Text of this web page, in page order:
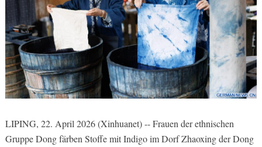
LIPING, 22. April 2026 (Xinhuanet) -- Frauen der ethnischen
Gruppe Dong färben Stoffe mit Indigo im Dorf Zhaoxing der Dong